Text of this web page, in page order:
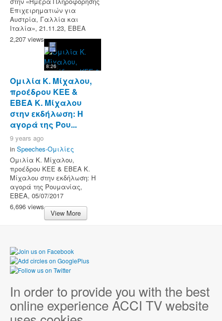
Επιχειρηματιών για
Αυστρία, Γαλλία και
Ιταλία», 21.11.23, ΕΒΕΑ
2,207 views
8:26
Ομιλία Κ. Μίχαλου,
προέδρου ΚΕΕ &
ΕΒΕΑ Κ. Μίχαλου
στην εκδήλωση: Η
αγορά της Ρου...
9 years ago
in Speeches-Ομιλίες
Ομιλία Κ. Μίχαλου,
προέδρου ΚΕΕ & ΕΒΕΑ Κ.
Μίχαλου στην εκδήλωση: Η
αγορά της Ρουμανίας,
ΕΒΕΑ, 05/07/2017
6,696 views
View More
In order to provide you with the best
online experience ACCI TV website